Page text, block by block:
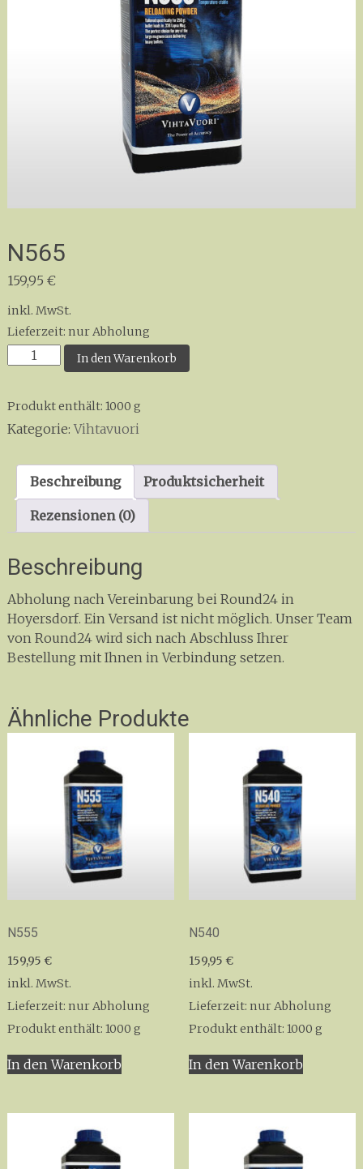
N565
159,95 €
inkl. MwSt.
Lieferzeit: nur Abholung
N565
In den Warenkorb
Produkt enthält: 1000 g
Kategorie:Vihtavuori
Beschreibung Produktsicherheit
Rezensionen (0)
Beschreibung
Abholung nach Vereinbarung bei Round24 in
Hoyersdorf. Ein Versand ist nicht möglich. Unser Team
von Round24 wird sich nach Abschluss Ihrer
Bestellung mit Ihnen in Verbindung setzen.
Ähnliche Produkte
N555
159,95 €
inkl. MwSt.
Lieferzeit: nur Abholung
Produkt enthält: 1000 g
In den Warenkorb
N540
159,95 €
inkl. MwSt.
Lieferzeit: nur Abholung
Produkt enthält: 1000 g
In den Warenkorb